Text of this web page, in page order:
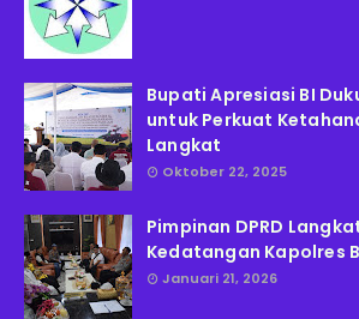
Bupati Apresiasi BI
untuk Perkuat
Langkat
Oktober 22, 2025
Pimpinan DPRD
Kedatangan Kapolres
Januari 21, 2026